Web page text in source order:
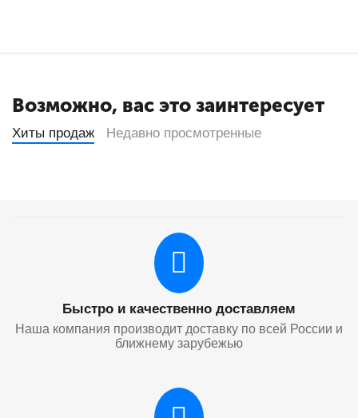
Возможно, вас это заинтересует
Хиты продаж Недавно просмотренные
Быстро и качественно доставляем
Наша компания производит доставку по всей России и
ближнему зарубежью